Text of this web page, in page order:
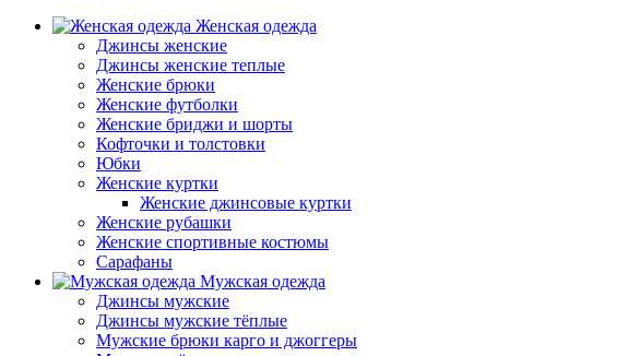
Женская одежда
Джинсы женские
Джинсы женские теплые
Женские брюки
Женские футболки
Женские бриджи и шорты
Кофточки и толстовки
Юбки
Женские куртки
Женские джинсовые куртки
Женские рубашки
Женские спортивные костюмы
Сарафаны
Мужская одежда
Джинсы мужские
Джинсы мужские тёплые
Мужские брюки карго и джоггеры